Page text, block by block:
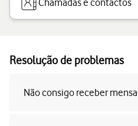
Chamadas e contactos
Resolução de problemas
Não consigo receber